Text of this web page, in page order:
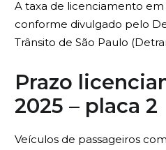
A taxa de licenciamento em
conforme divulgado pelo
Trânsito de São Paulo
Prazo
2025 – placa 2
Veículos de passageiros com